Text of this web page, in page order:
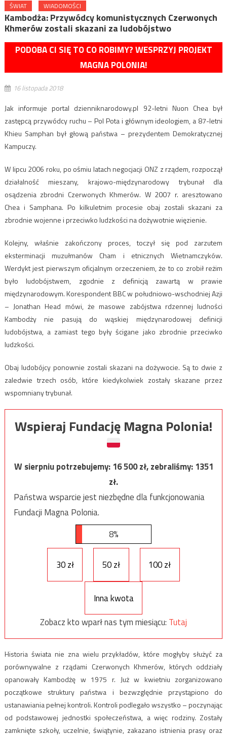
ŚWIAT WIADOMOŚCI
Kambodża: Przywódcy komunistycznych Czerwonych
Khmerów zostali skazani za ludobójstwo
PODOBA CI SIĘ TO CO ROBIMY? WESPRZYJ PROJEKT
MAGNA POLONIA!
16 listopada 2018
Jak informuje portal dzienniknarodowy.pl 92-letni Nuon Chea był
zastępcą przywódcy ruchu – Pol Pota i głównym ideologiem, a 87-letni
Khieu Samphan był głową państwa – prezydentem Demokratycznej
Kampuczy.
W lipcu 2006 roku, po ośmiu latach negocjacji ONZ z rządem, rozpoczął
działalność mieszany, krajowo-międzynarodowy trybunał dla
osądzenia zbrodni Czerwonych Khmerów. W 2007 r. aresztowano
Chea i Samphana. Po kilkuletnim procesie obaj zostali skazani za
zbrodnie wojenne i przeciwko ludzkości na dożywotnie więzienie.
Kolejny, właśnie zakończony proces, toczył się pod zarzutem
eksterminacji muzułmanów Cham i etnicznych Wietnamczyków.
Werdykt jest pierwszym oficjalnym orzeczeniem, że to co zrobił reżim
było ludobójstwem, zgodnie z definicją zawartą w prawie
międzynarodowym. Korespondent BBC w południowo-wschodniej Azji
– Jonathan Head mówi, że masowe zabójstwa rdzennej ludności
Kambodży nie pasują do wąskiej międzynarodowej definicji
ludobójstwa, a zamiast tego były ścigane jako zbrodnie przeciwko
ludzkości.
Obaj ludobójcy ponownie zostali skazani na dożywocie. Są to dwie z
zaledwie trzech osób, które kiedykolwiek zostały skazane przez
wspomniany trybunał.
Wspieraj Fundację Magna Polonia!
W sierpniu potrzebujemy:16 500zł, zebraliśmy:1351
zł.
Państwa wsparcie jest niezbędne dla funkcjonowania
Fundacji Magna Polonia.
8%
30 zł 50 zł 100 zł
Inna kwota
Zobacz kto wparł nas tym miesiącu: Tutaj
Historia świata nie zna wielu przykładów, które mogłyby służyć za
porównywalne z rządami Czerwonych Khmerów, których oddziały
opanowały Kambodżę w 1975 r. Już w kwietniu zorganizowano
początkowe struktury państwa i bezwzględnie przystąpiono do
ustanawiania pełnej kontroli. Kontroli podlegało wszystko – poczynając
od podstawowej jednostki społeczeństwa, a więc rodziny. Zostały
zamknięte szkoły, uczelnie, świątynie, zakazano istnienia prasy oraz